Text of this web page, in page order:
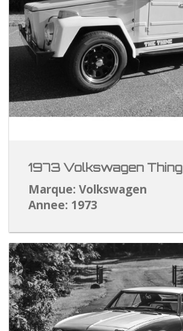
1973 Volkswagen Thing
Marque: Volkswagen
Annee: 1973